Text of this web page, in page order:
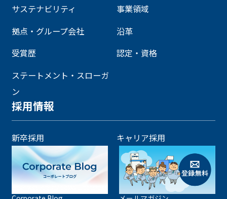
サステナビリティ
事業領域
拠点・グループ会社
沿革
受賞歴
認定・資格
ステートメント・スローガ
ン
採用情報
新卒採用 キャリア採用